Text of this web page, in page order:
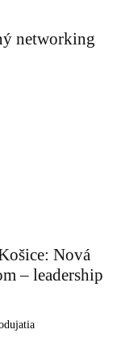
networking
Nová
– leadership